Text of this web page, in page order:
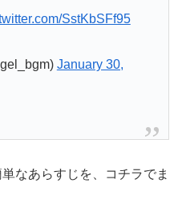
SstKbSFf95
January 30,
なあらすじを、コチラでま